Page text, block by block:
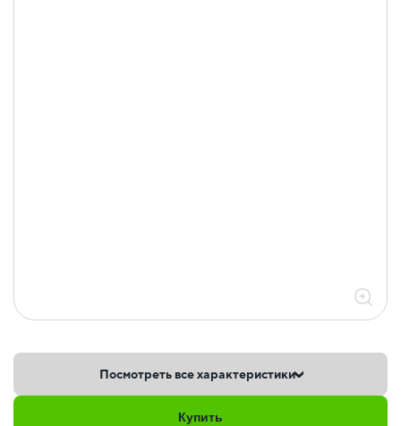
Посмотреть все характеристики
Купить